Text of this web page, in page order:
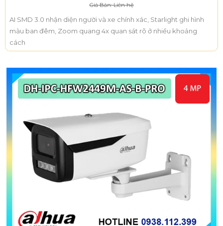
Giá Bán: Liên hệ
AI SMD 3.0 nhận diện người và xe chính xác, Starlight ghi hình
màu ban đêm, Zoom quang 4x quan sát rõ ở nhiều khoảng
cách